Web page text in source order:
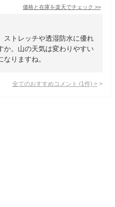
価格と在庫を楽天でチェック >>
ストレッチや透湿防水に優れ
か。山の天気は変わりやすい
りますね。
全てのおすすめコメント (1 件) >